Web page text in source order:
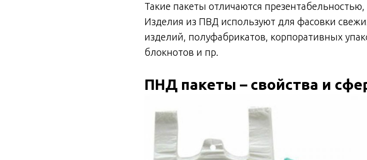
Такие пакеты отличаются презентабельностью,
Изделия из ПВД используют для фасовки
изделий, полуфабрикатов, корпоративных
блокнотов и пр.
ПНД пакеты – свойства и